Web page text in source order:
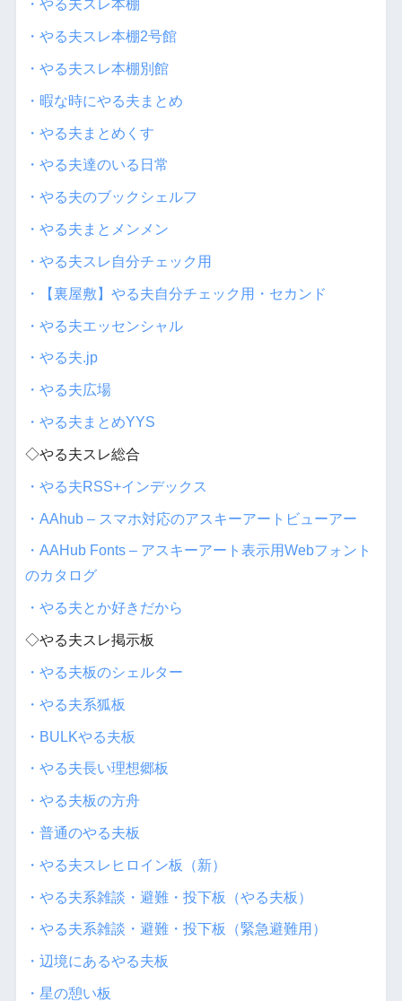
・やる夫スレ本棚
・やる夫スレ本棚2号館
・やる夫スレ本棚別館
・暇な時にやる夫まとめ
・やる夫まとめくす
・やる夫達のいる日常
・やる夫のブックシェルフ
・やる夫まとメンメン
・やる夫スレ自分チェック用
・【裏屋敷】やる夫自分チェック用・セカンド
・やる夫エッセンシャル
・やる夫.jp
・やる夫広場
・やる夫まとめYYS
◇やる夫スレ総合
・やる夫RSS+インデックス
・AAhub – スマホ対応のアスキーアートビューアー
・AAHub Fonts – アスキーアート表示用Webフォント
のカタログ
・やる夫とか好きだから
◇やる夫スレ掲示板
・やる夫板のシェルター
・やる夫系狐板
・BULKやる夫板
・やる夫長い理想郷板
・やる夫板の方舟
・普通のやる夫板
・やる夫スレヒロイン板（新）
・やる夫系雑談・避難・投下板（やる夫板）
・やる夫系雑談・避難・投下板（緊急避難用）
・辺境にあるやる夫板
・星の憩い板